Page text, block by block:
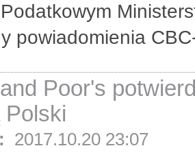
powiadomienia
Poor's
Polski
2017.10.20 23:07